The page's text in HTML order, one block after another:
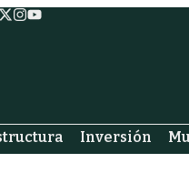
Inversión